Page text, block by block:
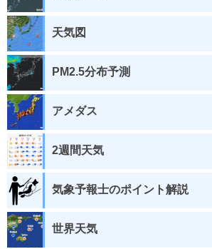
天気図
PM2.5分布予測
アメダス
2週間天気
気象予報士のポイント解説
世界天気